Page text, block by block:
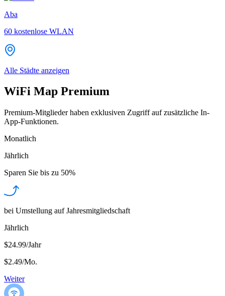
Aba
60 kostenlose WLAN
Alle Städte anzeigen
WiFi Map Premium
Premium-Mitglieder haben exklusiven Zugriff auf zusätzliche In-
App-Funktionen.
Monatlich
Jährlich
Sparen Sie bis zu 50%
bei Umstellung auf Jahresmitgliedschaft
Jährlich
$24.99/Jahr
$2.49/Mo.
Weiter